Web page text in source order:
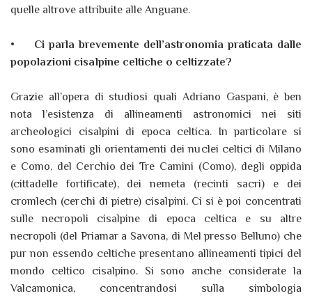
quelle altrove attribuite alle Anguane.
•
Ci parla brevemente dell’astronomia praticata dalle
popolazioni cisalpine celtiche o celtizzate?
Grazie all’opera di studiosi quali Adriano Gaspani, è ben
nota l’esistenza di allineamenti astronomici nei siti
archeologici cisalpini di epoca celtica. In particolare si
sono esaminati gli orientamenti dei nuclei celtici di Milano
e Como, del Cerchio dei Tre Camini (Como), degli oppida
(cittadelle fortificate), dei nemeta (recinti sacri) e dei
cromlech (cerchi di pietre) cisalpini. Ci si è poi concentrati
sulle necropoli cisalpine di epoca celtica e su altre
necropoli (del Priamar a Savona, di Mel presso Belluno) che
pur non essendo celtiche presentano allineamenti tipici del
mondo celtico cisalpino. Si sono anche considerate la
Valcamonica, concentrandosi sulla simbologia